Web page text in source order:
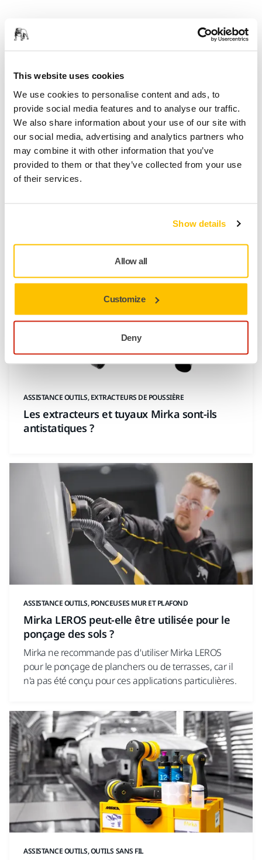
This website uses cookies
We use cookies to personalise content and ads, to
provide social media features and to analyse our traffic.
We also share information about your use of our site with
our social media, advertising and analytics partners who
may combine it with other information that you’ve
provided to them or that they’ve collected from your use
of their services.
Show details
Allow all
Customize
Deny
ASSISTANCE OUTILS, EXTRACTEURS DE POUSSIÈRE
Les extracteurs et tuyaux Mirka sont-ils
antistatiques ?
ASSISTANCE OUTILS, PONCEUSES MUR ET PLAFOND
Mirka LEROS peut-elle être utilisée pour le
ponçage des sols ?
Mirka ne recommande pas d'utiliser Mirka LEROS
pour le ponçage de planchers ou de terrasses, car il
n'a pas été conçu pour ces applications particulières.
ASSISTANCE OUTILS, OUTILS SANS FIL